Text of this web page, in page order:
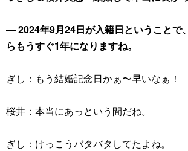
― 2024年9月24日が入籍日ということで
らもうすぐ1年になりますね。
ぎし：もう結婚記念日かぁ〜早いなぁ！
桜井：本当にあっという間だね。
ぎし：けっこうバタバタしてたよね。